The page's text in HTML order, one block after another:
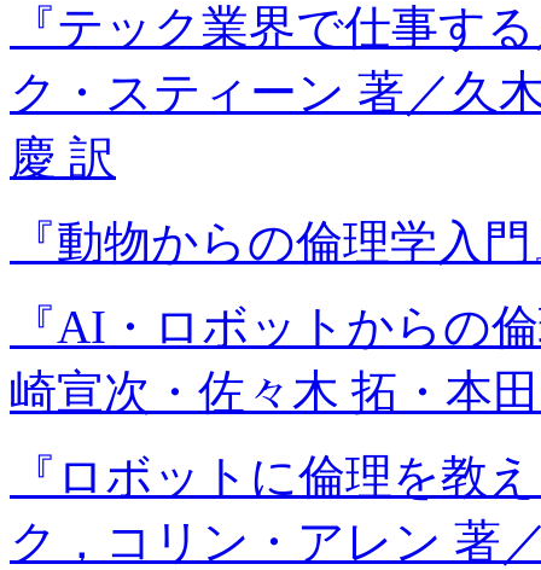
『テック業界で仕事す
ク・スティーン 著／久
慶 訳
『動物からの倫理学入
『AI・ロボットからの
崎宣次・佐々木 拓・本
『ロボットに倫理を教
ク，コリン・アレン 著